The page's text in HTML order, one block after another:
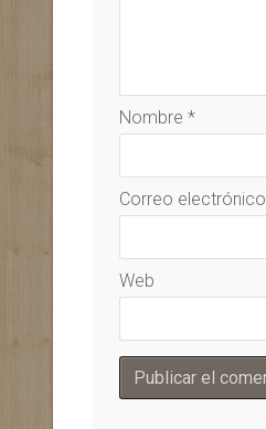
Nombre *
Correo electrónico
Web